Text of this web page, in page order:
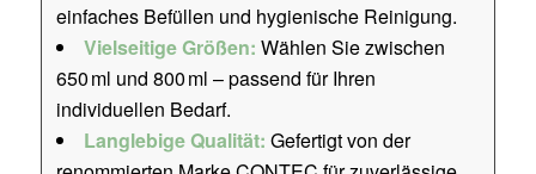
einfaches Befüllen und hygienische Reinigung.
Vielseitige Größen: Wählen Sie zwischen
650 ml und 800 ml – passend für Ihren
individuellen Bedarf.
Langlebige Qualität: Gefertigt von der